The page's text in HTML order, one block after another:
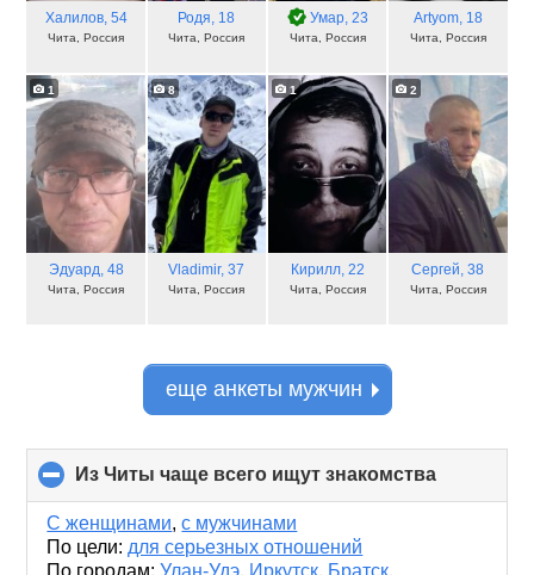
Халилов, 54
Чита, Россия
Родя, 18
Чита, Россия
Умар, 23
Чита, Россия
Artyom, 18
Чита, Россия
1
Эдуард, 48
Чита, Россия
8
Vladimir, 37
Чита, Россия
1
Кирилл, 22
Чита, Россия
2
Сергей, 38
Чита, Россия
еще анкеты мужчин
Из Читы чаще всего ищут знакомства
to
С женщинами,с мужчинами
По цели: для серьезных отношений
По городам: Улан-Удэ, Иркутск, Братск,